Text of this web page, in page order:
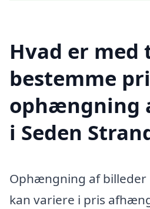
Hvad er med
bestemme
ophængning
i Seden
Ophængning af billeder
kan variere i pris